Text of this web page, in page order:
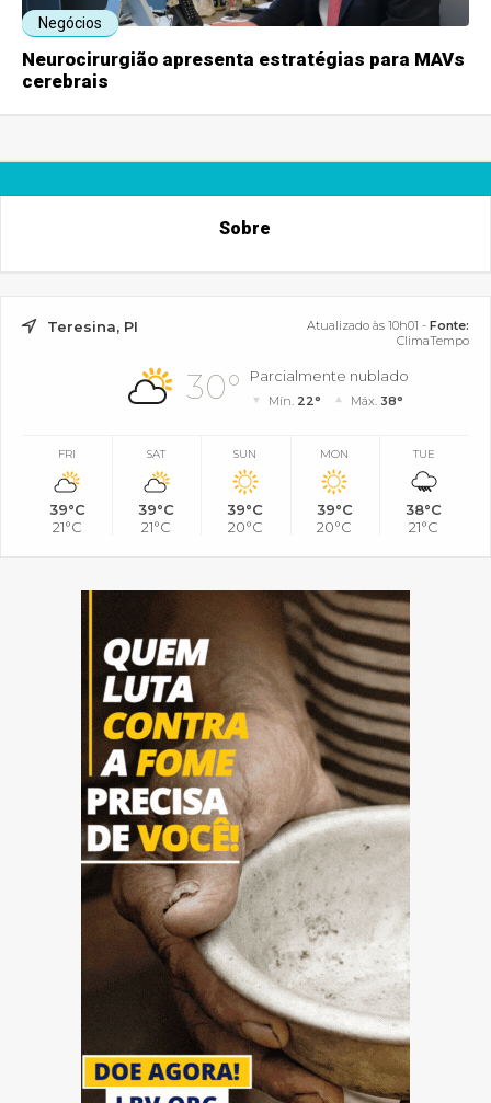
Negócios
Neurocirurgião apresenta estratégias para MAVs
cerebrais
Sobre
Teresina, PI Atualizado às 10h01 - Fonte:
ClimaTempo
30° Parcialmente nublado
Mín. 22° Máx. 38°
FRI
39°C
21°C
SAT
39°C
21°C
SUN
39°C
20°C
MON
39°C
20°C
TUE
38°C
21°C